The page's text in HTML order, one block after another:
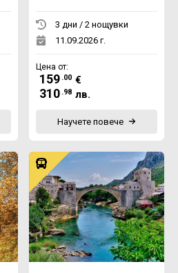
3 дни / 2 нощувки
11.09.2026 г.
Цена от:
159 .00 €
310 .98 лв.
Научете повече